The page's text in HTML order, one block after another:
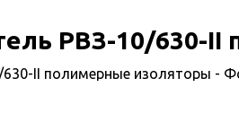
РВЗ-10/630-